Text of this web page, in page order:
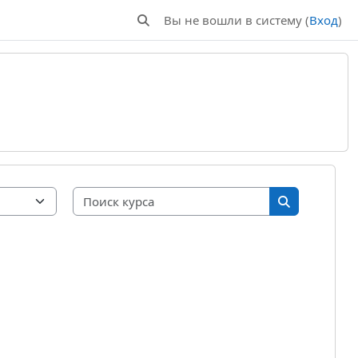
Изменить данные поисковой строки
Вы не вошли в систему (Вход)
Поиск курса
Поиск курса